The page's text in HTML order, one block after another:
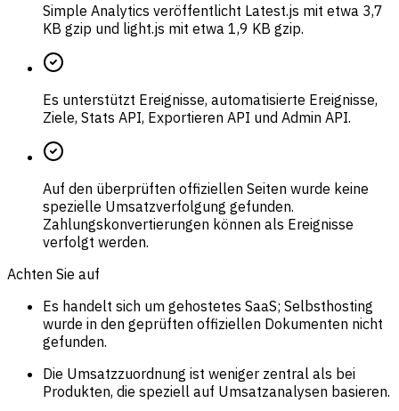
Simple Analytics veröffentlicht Latest.js mit etwa 3,7
KB gzip und light.js mit etwa 1,9 KB gzip.
Es unterstützt Ereignisse, automatisierte Ereignisse,
Ziele, Stats API, Exportieren API und Admin API.
Auf den überprüften offiziellen Seiten wurde keine
spezielle Umsatzverfolgung gefunden.
Zahlungskonvertierungen können als Ereignisse
verfolgt werden.
Achten Sie auf
Es handelt sich um gehostetes SaaS; Selbsthosting
wurde in den geprüften offiziellen Dokumenten nicht
gefunden.
Die Umsatzzuordnung ist weniger zentral als bei
Produkten, die speziell auf Umsatzanalysen basieren.